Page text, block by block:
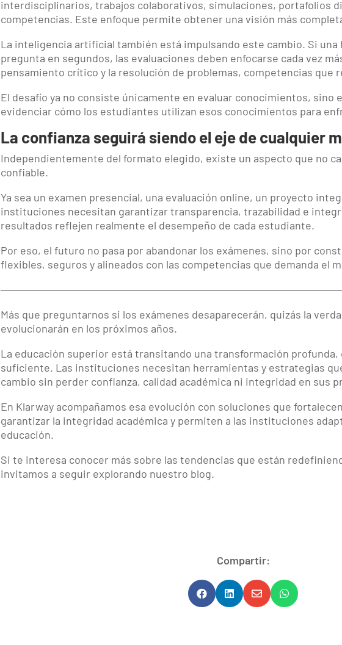
interdisciplinarios, trabajos colaborativos, simulaciones, portafolios
competencias. Este enfoque permite obtener una visión más
La inteligencia artificial también está impulsando este cambio. Si
pregunta en segundos, las evaluaciones deben enfocarse cada vez
pensamiento crítico y la resolución de problemas, competencias que
El desafío ya no consiste únicamente en evaluar conocimientos, sino
evidenciar cómo los estudiantes utilizan esos conocimientos para
La confianza seguirá siendo el eje de cualquier
Independientemente del formato elegido, existe un aspecto que no
confiable.
Ya sea un examen presencial, una evaluación online, un proyecto
instituciones necesitan garantizar transparencia, trazabilidad e
resultados reflejen realmente el desempeño de cada estudiante.
Por eso, el futuro no pasa por abandonar los exámenes, sino por
flexibles, seguros y alineados con las competencias que demanda el
Más que preguntarnos si los exámenes desaparecerán, quizás la
evolucionarán en los próximos años.
La educación superior está transitando una transformación
suficiente. Las instituciones necesitan herramientas y estrategias
cambio sin perder confianza, calidad académica ni integridad en sus
En Klarway acompañamos esa evolución con soluciones que
garantizar la integridad académica y permiten a las instituciones
educación.
Si te interesa conocer más sobre las tendencias que están
invitamos a seguir explorando nuestro blog.
Compartir:
   